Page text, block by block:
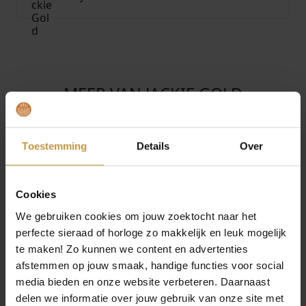
Toestemming Details Over
Cookies
We gebruiken cookies om jouw zoektocht naar het
perfecte sieraad of horloge zo makkelijk en leuk mogelijk
te maken! Zo kunnen we content en advertenties
afstemmen op jouw smaak, handige functies voor social
media bieden en onze website verbeteren. Daarnaast
delen we informatie over jouw gebruik van onze site met
MEER VAN JACKIE GOLD
JACKIE GOLD LOVE
ACTUALLY NECKLACE
JACKIE GOLD AMSTEL
WHITE TOPAZ